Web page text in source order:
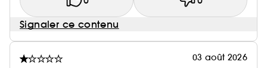
Signaler ce contenu
03 août 2026